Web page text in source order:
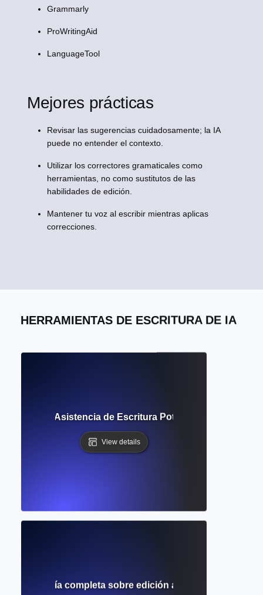
Grammarly
ProWritingAid
LanguageTool
Mejores prácticas
Revisar las sugerencias cuidadosamente; la IA
puede no entender el contexto.
Utilizar los correctores gramaticales como
herramientas, no como sustitutos de las
habilidades de edición.
Mantener tu voz al escribir mientras aplicas
correcciones.
HERRAMIENTAS DE ESCRITURA DE IA
Asistencia de Escritura Potenciada por IA
View details
Guía completa sobre edición automatizada y